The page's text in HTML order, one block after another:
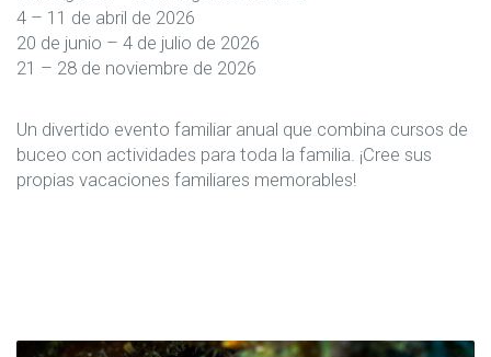
4 – 11 de abril de 2026
20 de junio – 4 de julio de 2026
21 – 28 de noviembre de 2026
Un divertido evento familiar anual que combina cursos de
buceo con actividades para toda la familia. ¡Cree sus
propias vacaciones familiares memorables!